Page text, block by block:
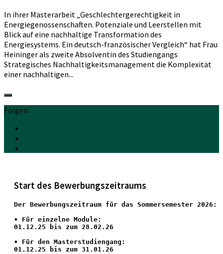
In ihrer Masterarbeit „Geschlechtergerechtigkeit in
Energiegenossenschaften. Potenziale und Leerstellen mit
Blick auf eine nachhaltige Transformation des
Energiesystems. Ein deutsch-französischer Vergleich“ hat Frau
Heininger als zweite Absolventin des Studiengangs
Strategisches Nachhaltigkeitsmanagement die Komplexität
einer nachhaltigen...
Folgen:
Start des Bewerbungszeitraums
Der Bewerbungszeitraum für das Sommersemester 2026:
• Für einzelne Module:
01.12.25 bis zum 28.02.26
• Für den Masterstudiengang:
01.12.25 bis zum 31.01.26